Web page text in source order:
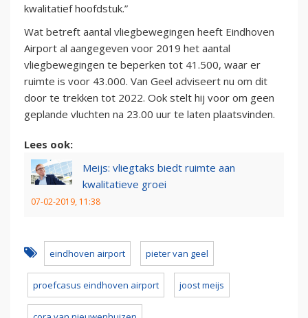
kwalitatief hoofdstuk.”
Wat betreft aantal vliegbewegingen heeft Eindhoven
Airport al aangegeven voor 2019 het aantal
vliegbewegingen te beperken tot 41.500, waar er
ruimte is voor 43.000. Van Geel adviseert nu om dit
door te trekken tot 2022. Ook stelt hij voor om geen
geplande vluchten na 23.00 uur te laten plaatsvinden.
Lees ook:
Meijs: vliegtaks biedt ruimte aan
kwalitatieve groei
07-02-2019, 11:38
eindhoven airport pieter van geel
proefcasus eindhoven airport joost meijs